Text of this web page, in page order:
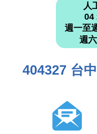
人
04
週一至
週
404327 台